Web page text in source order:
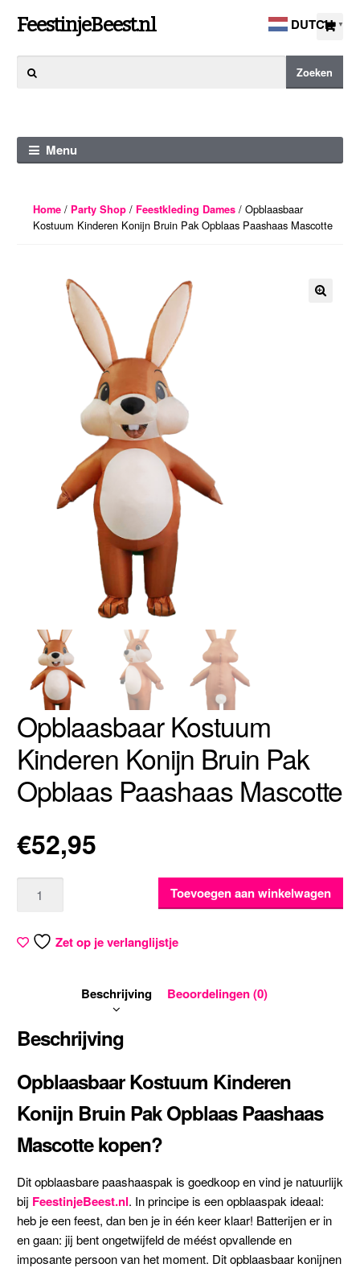
Ga
naar
navigatie
Ga
naar
de
FeestinjeBeest.nl
naar:
Zoeken
Menu
Home/ Party Shop/ Feestkleding Dames/ Opblaasbaar
Kostuum Kinderen Konijn Bruin Pak Opblaas Paashaas Mascotte
Opblaasbaar Kostuum
Kinderen Konijn Bruin Pak
Opblaas Paashaas Mascotte
€52,95
Toevoegen aan winkelwagen
Zet op je verlanglijstje
Beschrijving Beoordelingen (0)
Beschrijving
Opblaasbaar Kostuum Kinderen
Konijn Bruin Pak Opblaas Paashaas
Mascotte kopen?
Dit opblaasbare paashaaspak is goedkoop en vind je natuurlijk
bij FeestinjeBeest.nl. In principe is een opblaaspak ideaal:
heb je een feest, dan ben je in één keer klaar! Batterijen er in
en gaan: jij bent ongetwijfeld de méést opvallende en
imposante persoon van het moment. Dit opblaasbaar konijnen
DUTCH ▼